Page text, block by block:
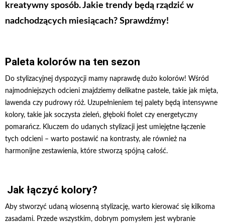
kreatywny sposób. Jakie trendy będą rządzić w
nadchodzących miesiącach? Sprawdźmy!
Paleta kolorów na ten sezon
Do stylizacyjnej dyspozycji mamy naprawdę dużo kolorów! Wśród
najmodniejszych odcieni znajdziemy delikatne pastele, takie jak mięta,
lawenda czy pudrowy róż. Uzupełnieniem tej palety będą intensywne
kolory, takie jak soczysta zieleń, głęboki fiolet czy energetyczny
pomarańcz. Kluczem do udanych stylizacji jest umiejętne łączenie
tych odcieni – warto postawić na kontrasty, ale również na
harmonijne zestawienia, które stworzą spójną całość.
Jak łączyć kolory?
Aby stworzyć udaną wiosenną stylizację, warto kierować się kilkoma
zasadami. Przede wszystkim, dobrym pomysłem jest wybranie